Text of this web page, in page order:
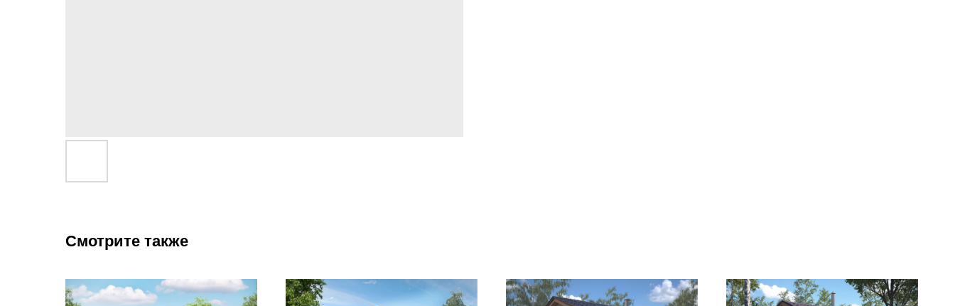
Смотрите также